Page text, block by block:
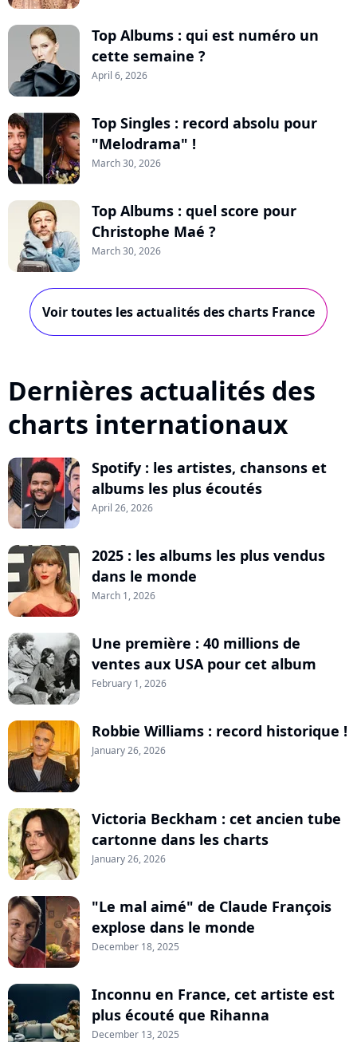
Top Albums : qui est numéro un
cette semaine ?
April 6, 2026
Top Singles : record absolu pour
"Melodrama" !
March 30, 2026
Top Albums : quel score pour
Christophe Maé ?
March 30, 2026
Voir toutes les actualités des charts France
Dernières actualités des
charts internationaux
Spotify : les artistes, chansons et
albums les plus écoutés
April 26, 2026
2025 : les albums les plus vendus
dans le monde
March 1, 2026
Une première : 40 millions de
ventes aux USA pour cet album
February 1, 2026
Robbie Williams : record historique !
January 26, 2026
Victoria Beckham : cet ancien tube
cartonne dans les charts
January 26, 2026
"Le mal aimé" de Claude François
explose dans le monde
December 18, 2025
Inconnu en France, cet artiste est
plus écouté que Rihanna
December 13, 2025